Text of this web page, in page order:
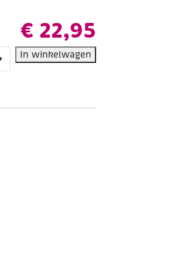
€ 22,95
In winkelwagen